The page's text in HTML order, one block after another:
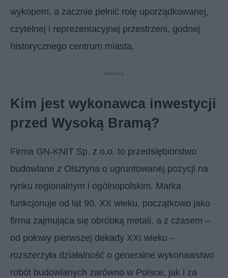
wykopem, a zacznie pełnić rolę uporządkowanej,
czytelnej i reprezentacyjnej przestrzeni, godnej
historycznego centrum miasta.
Reklama
Kim jest wykonawca inwestycji
przed Wysoką Bramą?
Firma GN-KNIT Sp. z o.o. to przedsiębiorstwo
budowlane z Olsztyna o ugruntowanej pozycji na
rynku regionalnym i ogólnopolskim. Marka
funkcjonuje od lat 90. XX wieku, początkowo jako
firma zajmująca się obróbką metali, a z czasem –
od połowy pierwszej dekady XXI wieku –
rozszerzyła działalność o generalne wykonawstwo
robót budowlanych zarówno w Polsce, jak i za